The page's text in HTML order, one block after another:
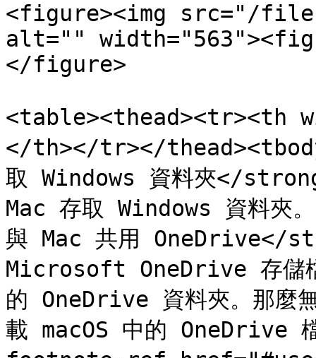
<figure><img src="/files/
alt=""
</figure>
<table><thead><tr><th
</th></tr></
取 Windows 資料夾</
Mac 存取 Windows 資料
與 Mac 共用 OneDrive</
Microsoft OneDrive 存儲檔
的 OneDrive 資料夾。那麼
載 macOS 中的 OneDrive